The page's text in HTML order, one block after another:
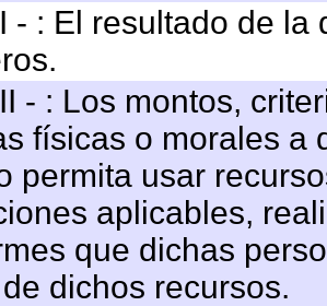
- : El resultado de
- : Los montos,
físicas o morales a
permita usar
aplicables,
que dichas
dichos recursos.